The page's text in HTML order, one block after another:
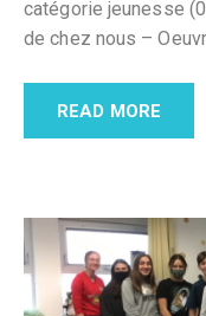
catégorie jeunesse
de chez nous –
READ MORE